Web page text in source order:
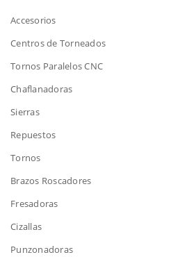
Accesorios
Centros de Torneados
Tornos Paralelos CNC
Chaflanadoras
Sierras
Repuestos
Tornos
Brazos Roscadores
Fresadoras
Cizallas
Punzonadoras